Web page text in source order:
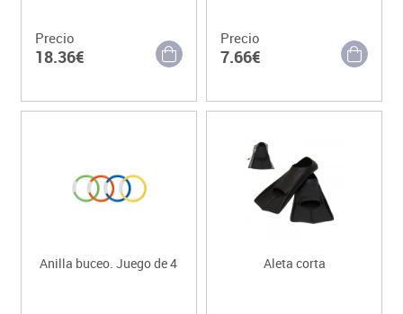
Precio
18.36€
Precio
7.66€
Anilla buceo. Juego de 4 Aleta corta